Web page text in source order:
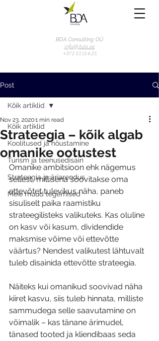
BDA Consulting OÜ
info@bda.ee
+372 51 15 625
Post
Kõik artiklid
Koolitused ja nõustamine
Turism ja teenusedisain
Strateegia ja äriarendus
Meie muud tegemised
Kõik artiklid
Strateegia – kõik algab
omanike ootustest
Nov 23, 20201 min read
Omanike ambitsioon ehk nägemus
sellest, millisena soovitakse oma
ettevõtet tulevikus näha, paneb
sisuliselt paika raamistiku
strateegilisteks valikuteks. Kas oluline
on kasv või kasum, dividendide
maksmise võime või ettevõtte
väärtus? Nendest valikutest lähtuvalt
tuleb disainida ettevõtte strateegia.
Näiteks kui omanikud soovivad näha
kiiret kasvu, siis tuleb hinnata, milliste
sammudega selle saavutamine on
võimalik – kas tänane ärimudel,
tänased tooted ja kliendibaas seda